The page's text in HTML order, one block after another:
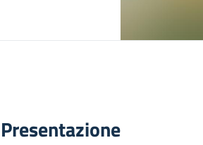
Presentazione